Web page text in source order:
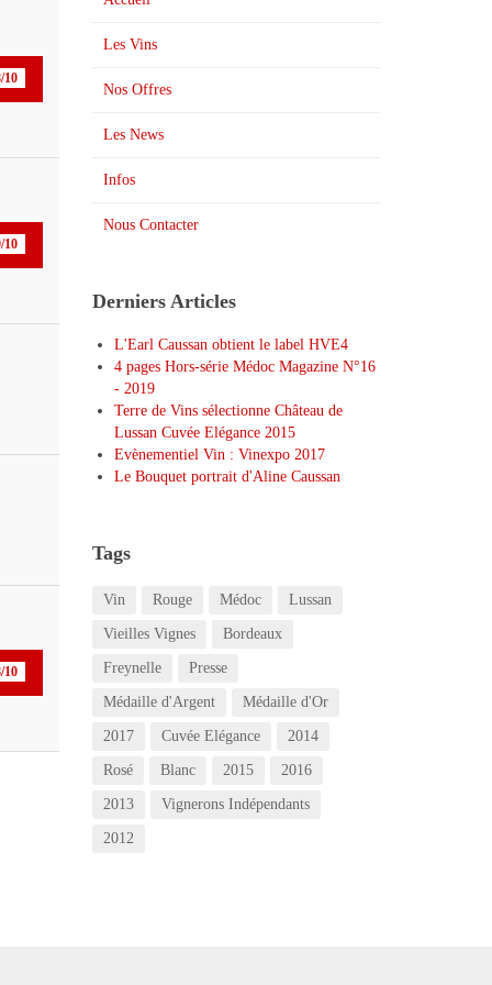
10
10
10
Les Vins
Nos Offres
Les News
Infos
Nous Contacter
Derniers Articles
L'Earl Caussan obtient le label HVE4
4 pages Hors-série Médoc Magazine N°16
- 2019
Terre de Vins sélectionne Château de
Lussan Cuvée Elégance 2015
Evènementiel Vin : Vinexpo 2017
Le Bouquet portrait d'Aline Caussan
Tags
Vin Rouge Médoc Lussan
Vieilles Vignes Bordeaux
Freynelle Presse
Médaille d'Argent Médaille d'Or
2017 Cuvée Elégance 2014
Rosé Blanc 2015 2016
2013 Vignerons Indépendants
2012